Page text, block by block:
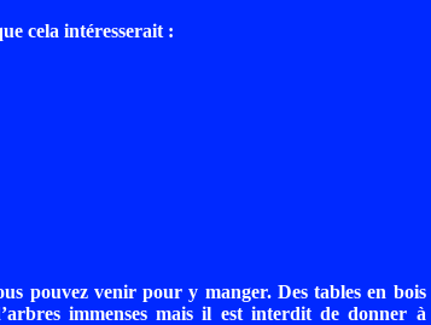
cela intéresserait :
pouvez venir pour y manger. Des tables en bois
immenses mais il est interdit de donner à